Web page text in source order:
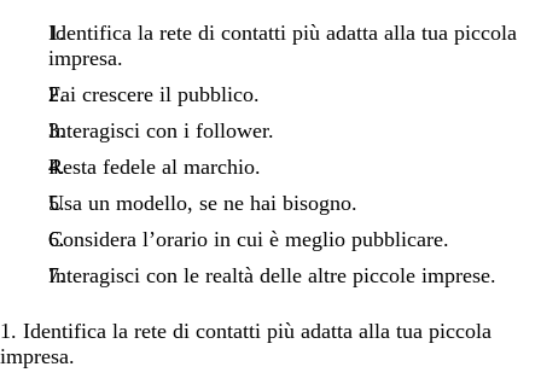
Identifica la rete di contatti più adatta alla tua piccola
impresa.
Fai crescere il pubblico.
Interagisci con i follower.
Resta fedele al marchio.
Usa un modello, se ne hai bisogno.
Considera l’orario in cui è meglio pubblicare.
Interagisci con le realtà delle altre piccole imprese.
1. Identifica la rete di contatti più adatta alla tua piccola
impresa.